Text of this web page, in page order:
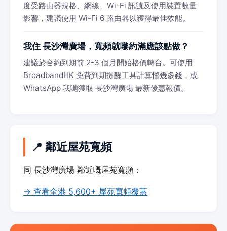
度受路由器規格、網線、Wi-Fi 訊號及使用裝置數量
影響，建議使用 Wi-Fi 6 路由器以獲得最佳效能。
我住 長沙灣廣場，寬頻就嚟約滿應該點做？
建議於合約到期前 2-3 個月開始格價轉台。可使用
BroadbandHK 免費到期提醒工具計算慳幾多錢，或
WhatsApp 我哋獲取 長沙灣廣場 最新優惠報價。
📍 鄰近屋苑寬頻
同 長沙灣廣場 鄰近嘅屋苑寬頻：
→ 查看全港 5,600+ 屋苑寬頻覆蓋